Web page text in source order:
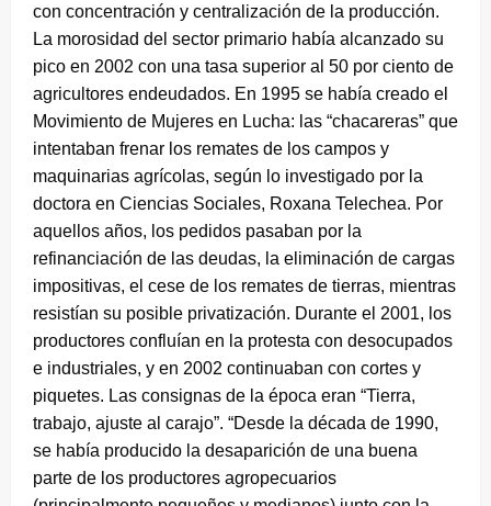
con concentración y centralización de la producción.
La morosidad del sector primario había alcanzado su
pico en 2002 con una tasa superior al 50 por ciento de
agricultores endeudados. En 1995 se había creado el
Movimiento de Mujeres en Lucha: las “chacareras” que
intentaban frenar los remates de los campos y
maquinarias agrícolas, según lo investigado por la
doctora en Ciencias Sociales, Roxana Telechea. Por
aquellos años, los pedidos pasaban por la
refinanciación de las deudas, la eliminación de cargas
impositivas, el cese de los remates de tierras, mientras
resistían su posible privatización. Durante el 2001, los
productores confluían en la protesta con desocupados
e industriales, y en 2002 continuaban con cortes y
piquetes. Las consignas de la época eran “Tierra,
trabajo, ajuste al carajo”. “Desde la década de 1990,
se había producido la desaparición de una buena
parte de los productores agropecuarios